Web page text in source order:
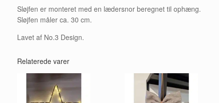
Sløjfen er monteret med en lædersnor beregnet til ophæng.
Sløjfen måler ca. 30 cm.
Lavet af No.3 Design.
Relaterede varer